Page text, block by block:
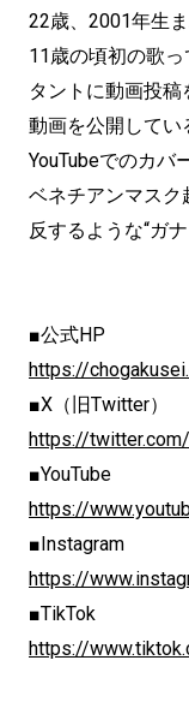
22歳、2001年生
11歳の頃初の歌
タントに動画投
動画を公開してい
YouTubeでのカバ
ベネチアンマスク
反するような“ガ
■公式HP
https://
■X（旧Twitter）
https://
■YouTube
https://
■Instagram
https://
■TikTok
https://